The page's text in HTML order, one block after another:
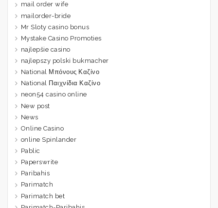
mail order wife
mailorder-bride
Mr Sloty casino bonus
Mystake Casino Promoties
najlepšie casino
najlepszy polski bukmacher
National Μπόνους Καζίνο
National Παιχνίδια Καζίνο
neon54 casino online
New post
News
Online Casino
online Spinlander
Pablic
Paperswrite
Paribahis
Parimatch
Parimatch bet